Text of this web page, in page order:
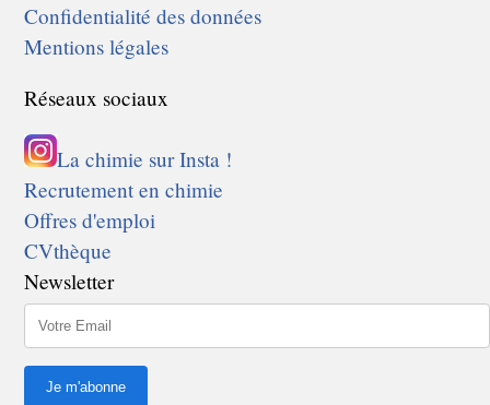
Confidentialité des données
Mentions légales
Réseaux sociaux
La chimie sur Insta !
Recrutement en chimie
Offres d'emploi
CVthèque
Newsletter